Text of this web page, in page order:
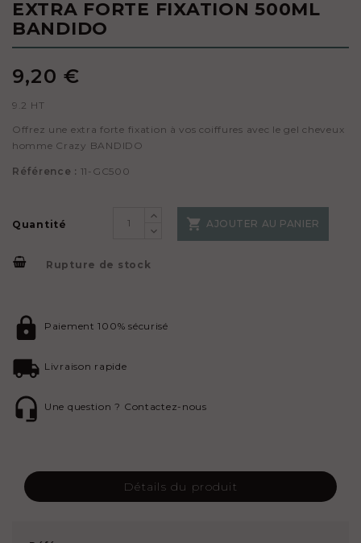
EXTRA FORTE FIXATION 500ML
BANDIDO
9,20 €
9.2 HT
Offrez une extra forte fixation à vos coiffures avec le gel cheveux
homme Crazy BANDIDO
Référence : 11-GC500
Quantité  AJOUTER AU PANIER
Rupture de stock
Paiement 100% sécurisé
Livraison rapide
Une question ? Contactez-nous
Détails du produit